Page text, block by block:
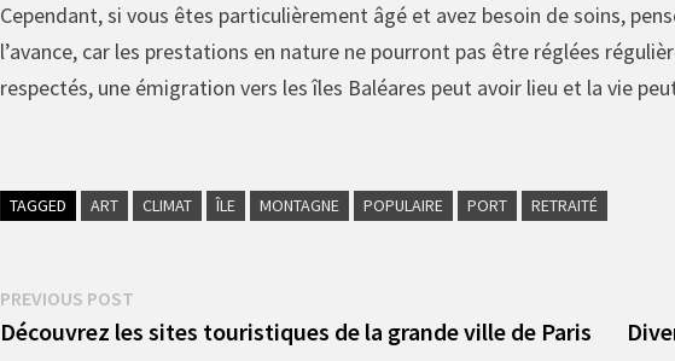
Cependant, si vous êtes particulièrement âgé et avez besoin de soins,
l’avance, car les prestations en nature ne pourront pas être réglées
respectés, une émigration vers les îles Baléares peut avoir lieu et la vie
TAGGED ART CLIMAT ÎLE MONTAGNE POPULAIRE PORT RETRAITÉ
Navigation
de
PREVIOUS POSTPrevious
post:
Découvrez les sites touristiques de la grande ville de Paris